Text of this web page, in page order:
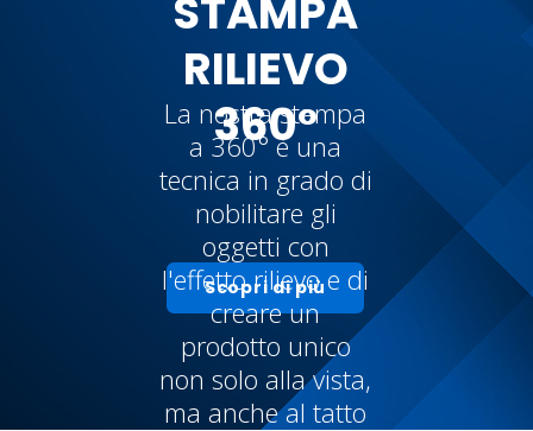
STAMPA
RILIEVO
360°
Scopri di più
La nostra stampa
a 360° è una
tecnica in grado di
nobilitare gli
oggetti con
l'effetto rilievo e di
creare un
prodotto unico
non solo alla vista,
ma anche al tatto